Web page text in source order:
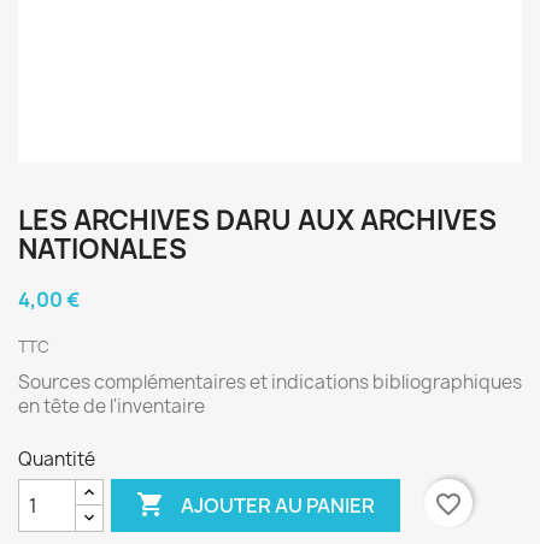
LES ARCHIVES DARU AUX ARCHIVES
NATIONALES
4,00 €
TTC
Sources complémentaires et indications bibliographiques
en tête de l'inventaire
Quantité
 AJOUTER AU PANIER favorite_border